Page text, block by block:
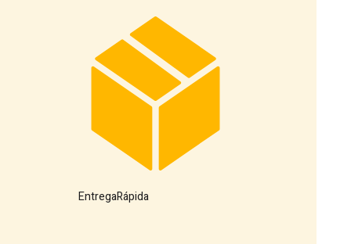
EntregaRápida